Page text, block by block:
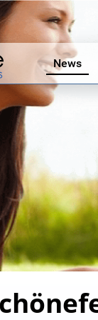
News